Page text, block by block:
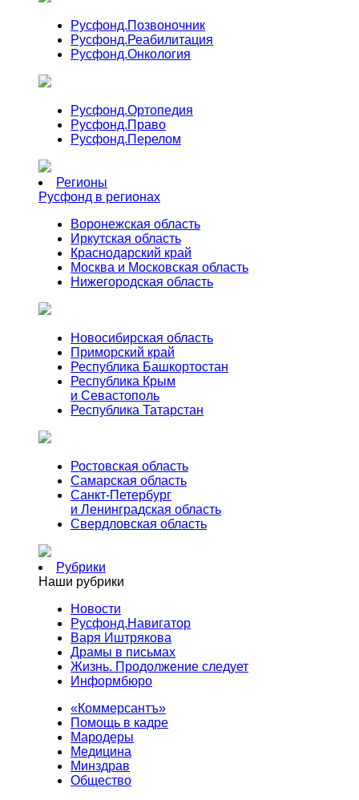
Русфонд.Позвоночник
Русфонд.Реабилитация
Русфонд.Онкология
Русфонд.Ортопедия
Русфонд.Право
Русфонд.Перелом
Регионы
Русфонд в регионах
Воронежская область
Иркутская область
Краснодарский край
Москва и Московская область
Нижегородская область
Новосибирская область
Приморский край
Республика Башкортостан
Республика Крым
и Севастополь
Республика Татарстан
Ростовская область
Самарская область
Санкт-Петербург
и Ленинградская область
Свердловская область
Рубрики
Наши рубрики
Новости
Русфонд.Навигатор
Варя Иштрякова
Драмы в письмах
Жизнь. Продолжение следует
Информбюро
«Коммерсантъ»
Помощь в кадре
Мародеры
Медицина
Минздрав
Общество